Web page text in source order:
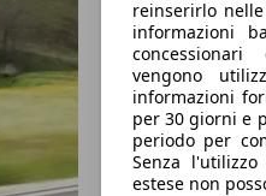
reinserirlo
informazioni
vengono
informazioni
per 30 giorni e
periodo per
Senza
estese non